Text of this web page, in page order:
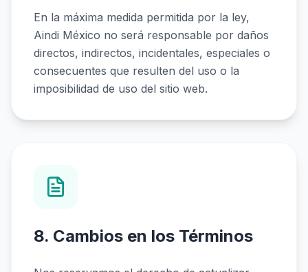
En la máxima medida permitida por la ley,
Aindi México no será responsable por daños
directos, indirectos, incidentales, especiales o
consecuentes que resulten del uso o la
imposibilidad de uso del sitio web.
8. Cambios en los Términos